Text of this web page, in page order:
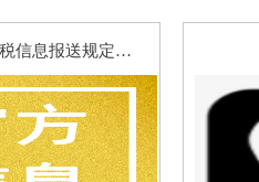
建立网络交易涉税信息报送规定成为主要经济体加强平台经济税收征管的重要举措